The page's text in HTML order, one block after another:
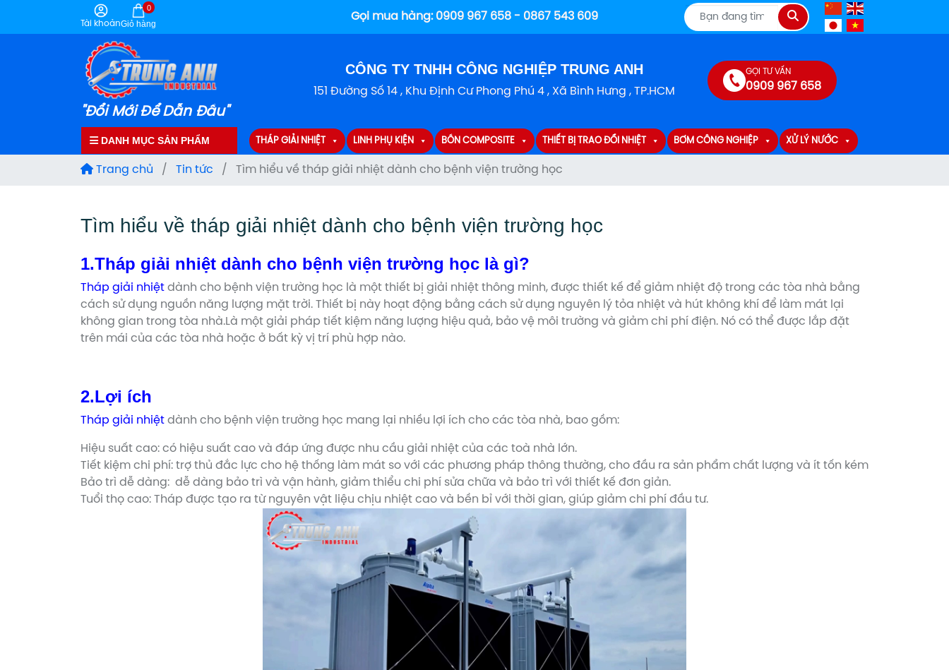
Tài khoảnGiỏ hàng
0
Gọi mua hàng: 0909 967 658 - 0867 543 609
Tìm
kiếm
"Đổi Mới Để Dẫn Đầu"
CÔNG TY TNHH CÔNG NGHIỆP TRUNG ANH
151 Đường Số 14 , Khu Định Cư Phong Phú 4 , Xã Bình Hưng , TP.HCM
GỌI TƯ VẤN
0909 967 658
DANH MỤC SẢN PHẨM THÁP GIẢI NHIỆT LINH PHỤ KIỆN BỒN COMPOSITE THIẾT BỊ TRAO ĐỔI NHIỆT BƠM CÔNG NGHIỆP XỬ LÝ NƯỚC
Trang chủ / Tin tức / Tìm hiểu về tháp giải nhiệt dành cho bệnh viện trường học
Tìm hiểu về tháp giải nhiệt dành cho bệnh viện trường học
1.Tháp giải nhiệt dành cho bệnh viện trường học là gì?
Tháp giải nhiệt dành cho bệnh viện trường học là một thiết bị giải nhiệt thông minh, được thiết kế để giảm nhiệt độ trong các tòa nhà bằng
cách sử dụng nguồn năng lượng mặt trời. Thiết bị này hoạt động bằng cách sử dụng nguyên lý tỏa nhiệt và hút không khí để làm mát lại
không gian trong tòa nhà.Là một giải pháp tiết kiệm năng lượng hiệu quả, bảo vệ môi trường và giảm chi phí điện. Nó có thể được lắp đặt
trên mái của các tòa nhà hoặc ở bất kỳ vị trí phù hợp nào.
2.Lợi ích
Tháp giải nhiệt dành cho bệnh viện trường học mang lại nhiều lợi ích cho các tòa nhà, bao gồm:
Hiệu suất cao: có hiệu suất cao và đáp ứng được nhu cầu giải nhiệt của các toà nhà lớn.
Tiết kiệm chi phí: trợ thủ đắc lực cho hệ thống làm mát so với các phương pháp thông thường, cho đầu ra sản phẩm chất lượng và ít tốn kém
Bảo trì dễ dàng: dễ dàng bảo trì và vận hành, giảm thiểu chi phí sửa chữa và bảo trì với thiết kế đơn giản.
Tuổi thọ cao: Tháp được tạo ra từ nguyên vật liệu chịu nhiệt cao và bền bỉ với thời gian, giúp giảm chi phí đầu tư.